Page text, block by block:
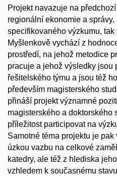
Projekt navazuje na
regionální ekonomie a
specifikovaného výzkumu,
Myšlenkově vychází z
prostředí, na jehož metodice
pracuje a jehož výsledky jsou
řešitelského týmu a jsou též
především magisterského
přináší projekt významné
magisterského a doktorského
příležitost participovat na
Samotné téma projektu je
úzkou vazbu na celkové
katedry, ale též z hlediska
vzhledem k současnému